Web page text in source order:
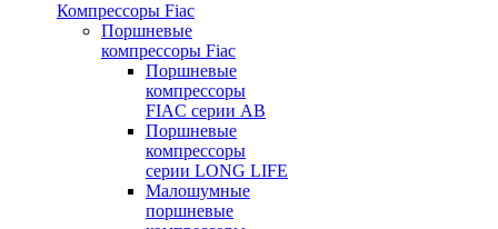
Компрессоры Fiac
Поршневые
компрессоры Fiac
Поршневые
компрессоры
FIAC серии AB
Поршневые
компрессоры
серии LONG LIFE
Малошумные
поршневые